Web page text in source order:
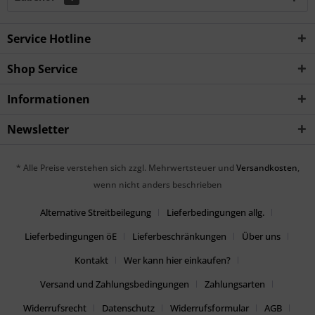
Service Hotline
Shop Service
Informationen
Newsletter
* Alle Preise verstehen sich zzgl. Mehrwertsteuer und Versandkosten,
wenn nicht anders beschrieben
Alternative Streitbeilegung
Lieferbedingungen allg.
Lieferbedingungen öE
Lieferbeschränkungen
Über uns
Kontakt
Wer kann hier einkaufen?
Versand und Zahlungsbedingungen
Zahlungsarten
Widerrufsrecht
Datenschutz Widerrufsformular AGB